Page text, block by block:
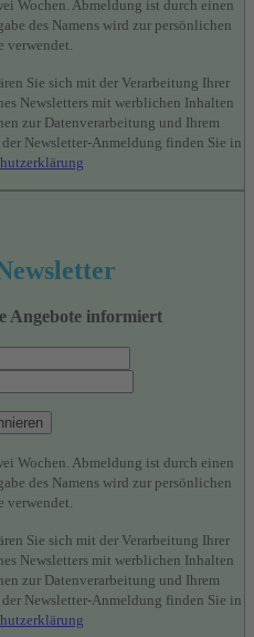
Wochen. Abmeldung ist durch einen
des Namens wird zur persönlichen
verwendet.
Sie sich mit der Verarbeitung Ihrer
Newsletters mit werblichen Inhalten
zur Datenverarbeitung und Ihrem
Newsletter-Anmeldung finden Sie in
Angebote informiert
Wochen. Abmeldung ist durch einen
des Namens wird zur persönlichen
verwendet.
Sie sich mit der Verarbeitung Ihrer
Newsletters mit werblichen Inhalten
zur Datenverarbeitung und Ihrem
Newsletter-Anmeldung finden Sie in